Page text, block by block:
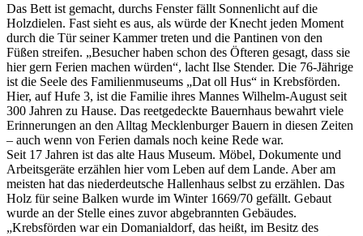
Das Bett ist gemacht, durchs Fenster fällt Sonnenlicht auf die
Holzdielen. Fast sieht es aus, als würde der Knecht jeden Moment
durch die Tür seiner Kammer treten und die Pantinen von den
Füßen streifen. „Besucher haben schon des Öfteren gesagt, dass sie
hier gern Ferien machen würden“, lacht Ilse Stender. Die 76-Jährige
ist die Seele des Familienmuseums „Dat oll Hus“ in Krebsförden.
Hier, auf Hufe 3, ist die Familie ihres Mannes Wilhelm-August seit
300 Jahren zu Hause. Das reetgedeckte Bauernhaus bewahrt viele
Erinnerungen an den Alltag Mecklenburger Bauern in diesen Zeiten
– auch wenn von Ferien damals noch keine Rede war.
Seit 17 Jahren ist das alte Haus Museum. Möbel, Dokumente und
Arbeitsgeräte erzählen hier vom Leben auf dem Lande. Aber am
meisten hat das niederdeutsche Hallenhaus selbst zu erzählen. Das
Holz für seine Balken wurde im Winter 1669/70 gefällt. Gebaut
wurde an der Stelle eines zuvor abgebrannten Gebäudes.
„Krebsförden war ein Domanialdorf, das heißt, im Besitz des